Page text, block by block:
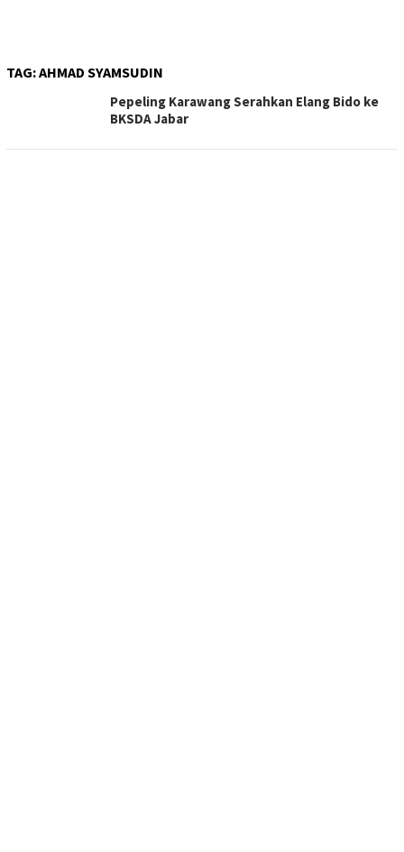
TAG:AHMAD SYAMSUDIN
Pepeling Karawang Serahkan Elang Bido ke
BKSDA Jabar